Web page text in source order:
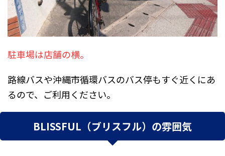
駐車場は店舗の横。
路線バスや沖縄市循環バスのバス停もすぐ近くにあ
るので、ご利用ください。
BLISSFUL（ブリスフル）の雰囲気